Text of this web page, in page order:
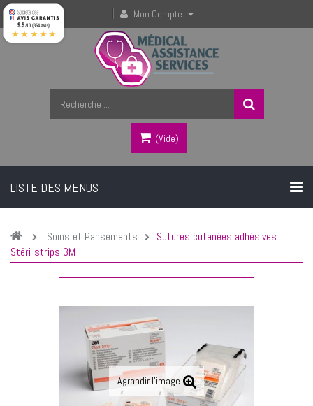
Mon Compte
(vide)
LISTE DES MENUS
Soins et Pansements
Sutures cutanées adhésives
Stéri-strips 3M
Agrandir l'image
9.5/10 (364 avis)
★★★★★